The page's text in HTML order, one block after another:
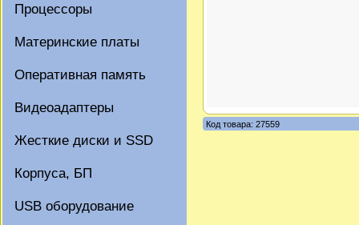
Процессоры
Материнские платы
Оперативная память
Видеоадаптеры
Жесткие диски и SSD
Корпуса, БП
USB оборудование
Код товара: 27559